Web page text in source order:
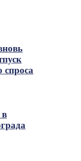
спроса
в